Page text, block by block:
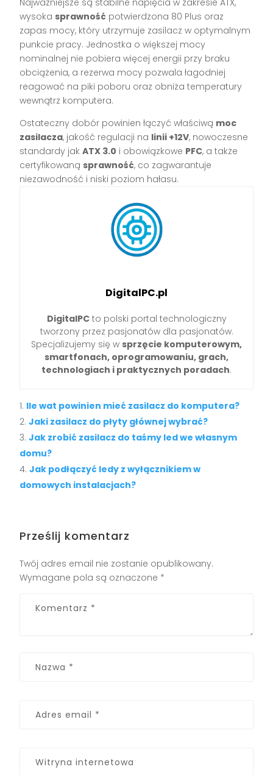
Najważniejsze są stabilne napięcia w zakresie ATX,
wysoka sprawność potwierdzona 80 Plus oraz
zapas mocy, który utrzymuje zasilacz w optymalnym
punkcie pracy. Jednostka o większej mocy
nominalnej nie pobiera więcej energii przy braku
obciążenia, a rezerwa mocy pozwala łagodniej
reagować na piki poboru oraz obniża temperatury
wewnątrz komputera.
Ostateczny dobór powinien łączyć właściwą moc
zasilacza, jakość regulacji na linii +12V, nowoczesne
standardy jakATX 3.0 i obowiązkowe PFC, a także
certyfikowaną sprawność, co zagwarantuje
niezawodność i niski poziom hałasu.
DigitalPC.pl
DigitalPCto polski portal technologiczny
tworzony przez pasjonatów dla pasjonatów.
Specjalizujemy się w sprzęcie komputerowym,
smartfonach, oprogramowaniu, grach,
technologiach i praktycznych poradach.
Ile wat powinien mieć zasilacz do komputera?
Jaki zasilacz do płyty głównej wybrać?
Jak zrobić zasilacz do taśmy led we własnym
domu?
Jak podłączyć ledy z wyłącznikiem w
domowych instalacjach?
Prześlij komentarz
Twój adres email nie zostanie opublikowany.
Wymagane pola są oznaczone *